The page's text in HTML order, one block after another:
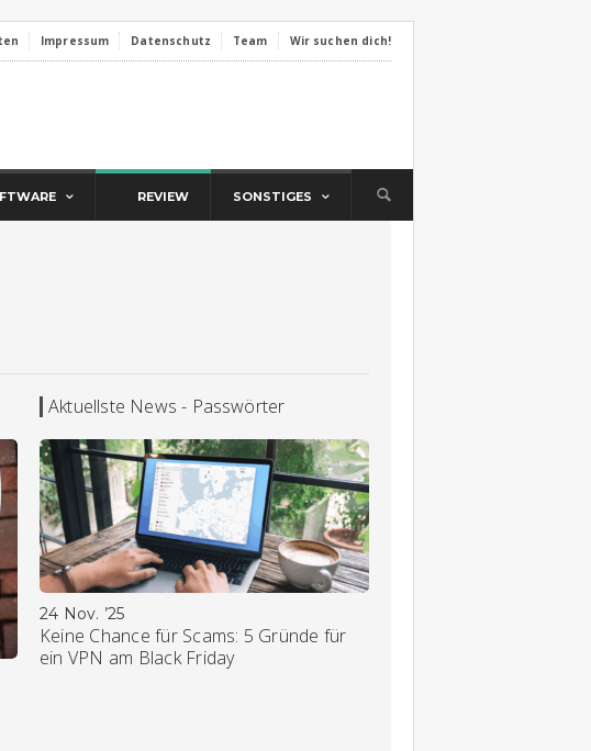
Impressum Datenschutz Team Wir suchen dich!
REVIEW SONSTIGES
Aktuellste News - Passwörter
24 Nov. ’25
Keine Chance für Scams: 5 Gründe für
ein VPN am Black Friday